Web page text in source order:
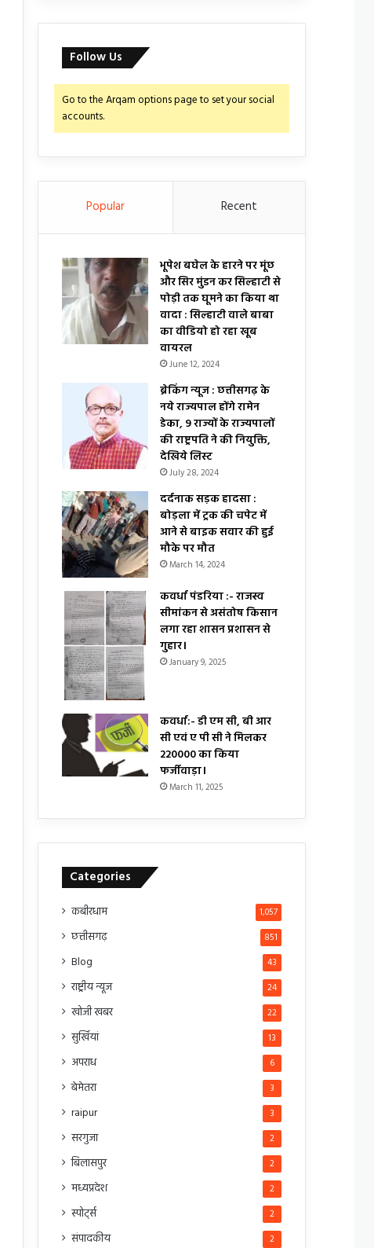
Follow Us
Go to the Arqam options page to set your social
accounts.
Popular Recent
भूपेश बघेल के हारने पर मूंछ
और सिर मुंडन कर सिल्हाटी से
पोड़ी तक घूमने का किया था
वादा : सिल्हाटी वाले बाबा
का वीडियो हो रहा खूब
वायरल
June 12, 2024
ब्रेकिंग न्यूज : छत्तीसगढ़ के
नये राज्यपाल होंगे रामेन
डेका, 9 राज्यों के राज्यपालों
की राष्ट्रपति ने की नियुक्ति,
देखिये लिस्ट
July 28, 2024
दर्दनाक सड़क हादसा :
बोड़ला में ट्रक की चपेट में
आने से बाइक सवार की हुई
मौके पर मौत
March 14, 2024
कवर्धा पंडरिया :- राजस्व
सीमांकन से असंतोष किसान
लगा रहा शासन प्रशासन से
गुहार।
January 9, 2025
कवर्धा:- डी एम सी, बी आर
सी एवं ए पी सी ने मिलकर
₹220000 का किया
फर्जीवाड़ा।
March 11, 2025
Categories
कबीरधाम 1,057
छत्तीसगढ़ 851
Blog 43
राष्ट्रीय न्यूज 24
खोजी खबर 22
सुर्खियां 13
अपराध 6
बेमेतरा 3
raipur 3
सरगुजा 2
बिलासपुर 2
मध्यप्रदेश 2
स्पोर्ट्स 2
संपादकीय 2